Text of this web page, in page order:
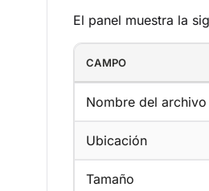
El panel muestra la
CAMPO
Nombre del archivo
Ubicación
Tamaño